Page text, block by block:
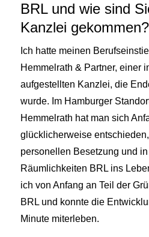
BRL und wie sind
Kanzlei gekommen?
Ich hatte meinen
Hemmelrath & Partner, einer
aufgestellten Kanzlei, die
wurde. Im Hamburger
Hemmelrath hat man sich
glücklicherweise
personellen Besetzung und
Räumlichkeiten BRL ins
ich von Anfang an Teil der
BRL und konnte die
Minute miterleben.